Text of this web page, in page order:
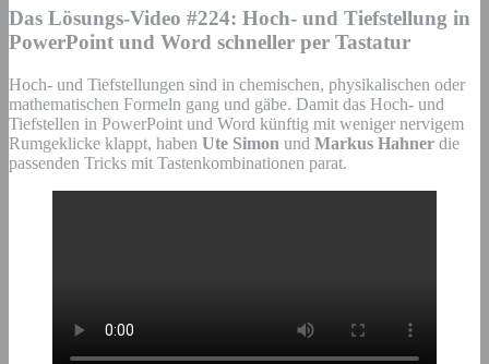
Das Lösungs-Video #224: Hoch- und Tiefstellung in
PowerPoint und Word schneller per Tastatur
Hoch- und Tiefstellungen sind in chemischen, physikalischen oder
mathematischen Formeln gang und gäbe. Damit das Hoch- und
Tiefstellen in PowerPoint und Word künftig mit weniger nervigem
Rumgeklicke klappt, haben Ute Simon und Markus Hahner die
passenden Tricks mit Tastenkombinationen parat.